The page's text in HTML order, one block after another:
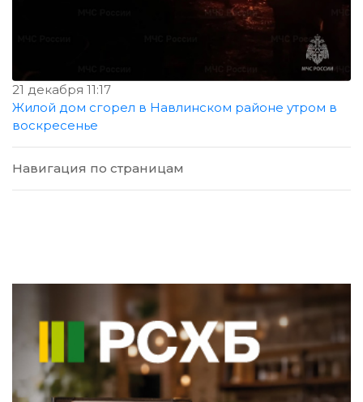
21 декабря 11:17
Жилой дом сгорел в Навлинском районе утром в
воскресенье
Навигация по страницам